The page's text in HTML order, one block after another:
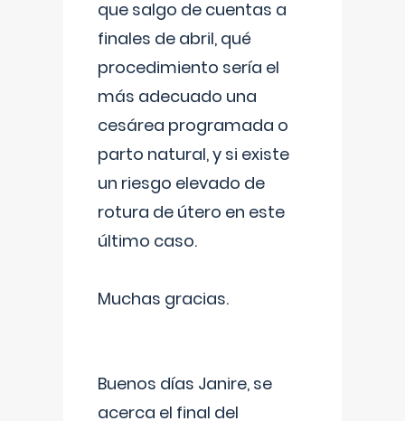
que salgo de cuentas a
finales de abril, qué
procedimiento sería el
más adecuado una
cesárea programada o
parto natural, y si existe
un riesgo elevado de
rotura de útero en este
último caso.
Muchas gracias.
Buenos días Janire, se
acerca el final del